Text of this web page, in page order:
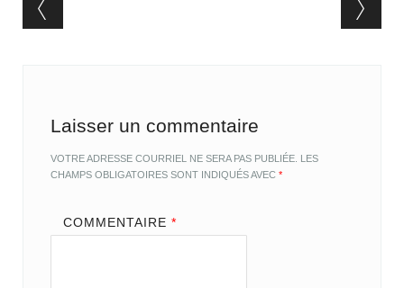
Post navigation
Laisser un commentaire
VOTRE ADRESSE COURRIEL NE SERA PAS PUBLIÉE. LES
CHAMPS OBLIGATOIRES SONT INDIQUÉS AVEC*
COMMENTAIRE *